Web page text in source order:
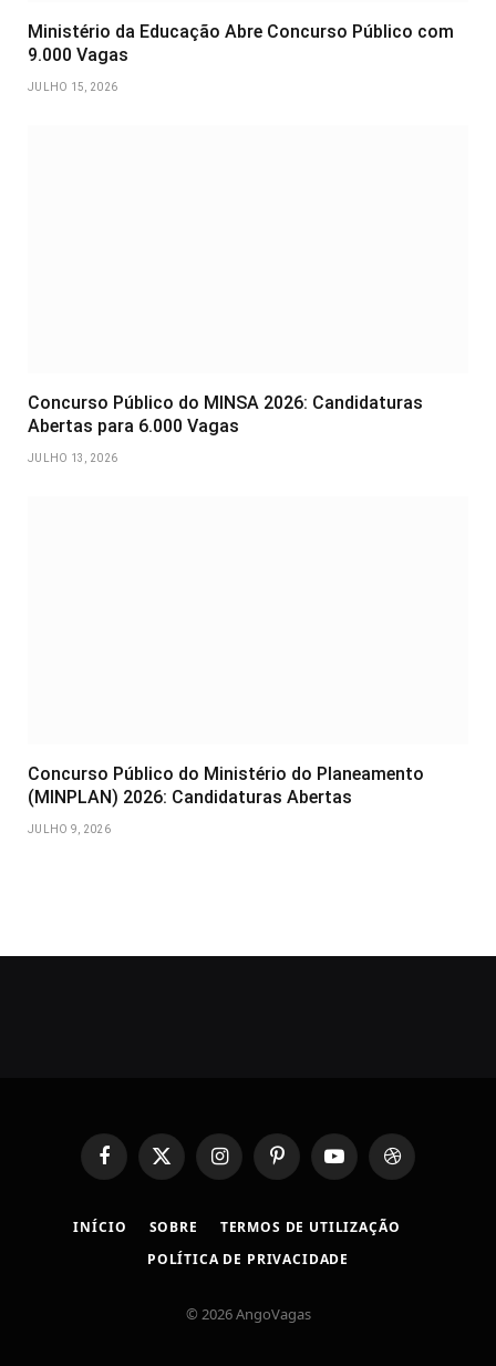
Ministério da Educação Abre Concurso Público com
9.000 Vagas
JULHO 15, 2026
Concurso Público do MINSA 2026: Candidaturas
Abertas para 6.000 Vagas
JULHO 13, 2026
Concurso Público do Ministério do Planeamento
(MINPLAN) 2026: Candidaturas Abertas
JULHO 9, 2026
FacebookX
(Twitter)
InstagramPinterestYouTubeDribbble
INÍCIO SOBRE
TERMOS DE UTILIZAÇÃO
POLÍTICA DE PRIVACIDADE
© 2026 AngoVagas